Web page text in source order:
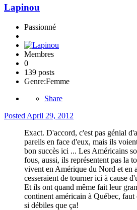
Lapinou
Passionné
Membres
0
139 posts
Genre:Femme
Share
Posted April 29, 2012
Exact. D'accord, c'est pas génial
pareils en face d'eux, mais ils
bon succès ici ... Les Américains
fous, aussi, ils représentent pas la
vivent en Amérique du Nord et en
cesseraient de tourner ici à cause
Et ils ont quand même fait leur
continent américain à Québec, faut
si débiles que ça!